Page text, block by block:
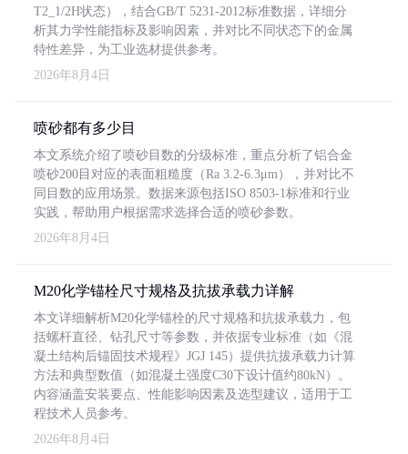
T2_1/2H状态），结合GB/T 5231-2012标准数据，详细分
析其力学性能指标及影响因素，并对比不同状态下的金属
特性差异，为工业选材提供参考。
2026年8月4日
喷砂都有多少目
本文系统介绍了喷砂目数的分级标准，重点分析了铝合金
喷砂200目对应的表面粗糙度（Ra 3.2-6.3μm），并对比不
同目数的应用场景。数据来源包括ISO 8503-1标准和行业
实践，帮助用户根据需求选择合适的喷砂参数。
2026年8月4日
M20化学锚栓尺寸规格及抗拔承载力详解
本文详细解析M20化学锚栓的尺寸规格和抗拔承载力，包
括螺杆直径、钻孔尺寸等参数，并依据专业标准（如《混
凝土结构后锚固技术规程》JGJ 145）提供抗拔承载力计算
方法和典型数值（如混凝土强度C30下设计值约80kN）。
内容涵盖安装要点、性能影响因素及选型建议，适用于工
程技术人员参考。
2026年8月4日